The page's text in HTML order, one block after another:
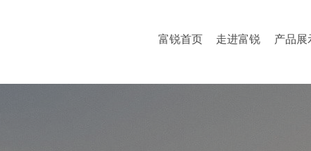
富锐首页 走进富锐 产品展